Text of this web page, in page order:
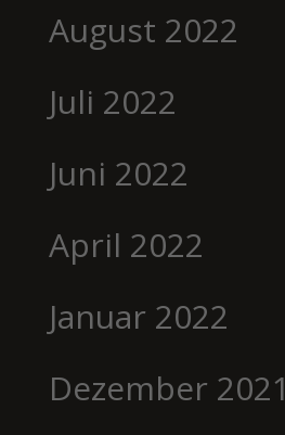
August 2022
Juli 2022
Juni 2022
April 2022
Januar 2022
Dezember 2021